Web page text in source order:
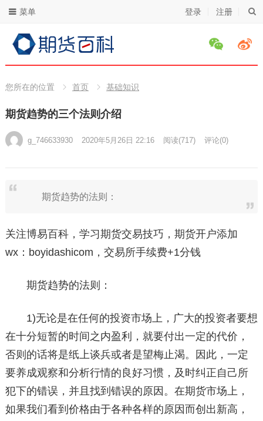
登录 注册
菜单
您所在的位置 首页 基础知识
期货趋势的三个法则介绍
g_746633930 2020年5月26日 22:16 阅读(717) 评论(0)
期货趋势的法则：
关注博易百科，学习期货交易技巧，期货开户添加
wx：boyidashicom，交易所手续费+1分钱
期货趋势的法则：
1)无论是在任何的投资市场上，广大的投资者要想
在十分短暂的时间之内盈利，就要付出一定的代价，
否则的话将是纸上谈兵或者是望梅止渴。因此，一定
要养成观察和分析行情的良好习惯，及时纠正自己所
犯下的错误，并且找到错误的原因。在期货市场上，
如果我们看到价格由于各种各样的原因而创出新高，